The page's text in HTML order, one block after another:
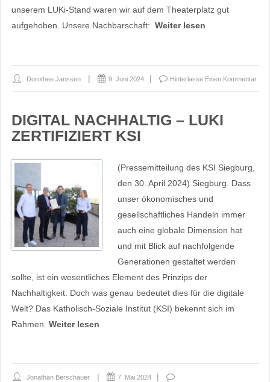
unserem LUKi-Stand waren wir auf dem Theaterplatz gut
aufgehoben. Unsere Nachbarschaft: Weiter lesen
Dorothee Janssen 9. Juni 2024 Hinterlasse Einen Kommentar
DIGITAL NACHHALTIG – LUKI
ZERTIFIZIERT KSI
(Pressemitteilung des KSI Siegburg,
den 30. April 2024) Siegburg. Dass
unser ökonomisches und
gesellschaftliches Handeln immer
auch eine globale Dimension hat
und mit Blick auf nachfolgende
Generationen gestaltet werden
sollte, ist ein wesentliches Element des Prinzips der
Nachhaltigkeit. Doch was genau bedeutet dies für die digitale
Welt? Das Katholisch-Soziale Institut (KSI) bekennt sich im
Rahmen Weiter lesen
Jonathan Berschauer 7. Mai 2024